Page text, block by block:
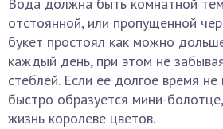
отстоянной, или пропущенной
букет простоял как можно
каждый день, при этом не
стеблей. Если ее долгое время
быстро образуется мини-
жизнь королеве цветов.